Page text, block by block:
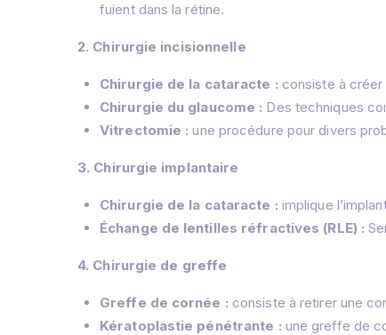
fuient dans la rétine.
2. Chirurgie incisionnelle
Chirurgie de la cataracte : consiste à
Chirurgie du glaucome : Des techniques
Vitrectomie : une procédure pour divers
3. Chirurgie implantaire
Chirurgie de la cataracte : implique
Échange de lentilles réfractives (RLE) :
4. Chirurgie de greffe
Greffe de cornée : consiste à retirer une
Kératoplastie pénétrante : une greffe de